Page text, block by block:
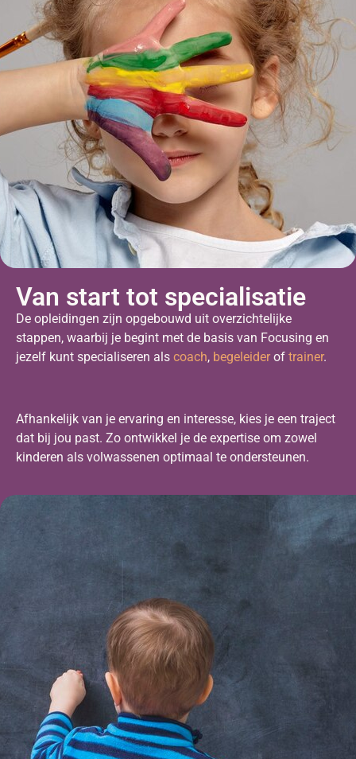
Van start tot specialisatie
De opleidingen zijn opgebouwd uit overzichtelijke
stappen, waarbij je begint met de basis van Focusing en
jezelf kunt specialiseren als coach, begeleider of trainer.
Afhankelijk van je ervaring en interesse, kies je een traject
dat bij jou past. Zo ontwikkel je de expertise om zowel
kinderen als volwassenen optimaal te ondersteunen.